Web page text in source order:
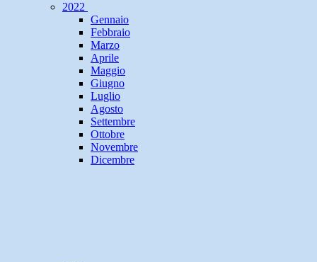
2022
Gennaio
Febbraio
Marzo
Aprile
Maggio
Giugno
Luglio
Agosto
Settembre
Ottobre
Novembre
Dicembre